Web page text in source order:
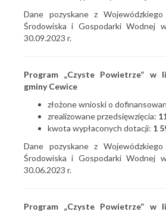
Dane pozyskane z
Środowiska i Gospodarki Wodnej
30.09.2023 r.
Program „Czyste Powietrze” w
gminy Cewice
złożone wnioski o
zrealizowane przedsięwzięcia:
kwota wypłaconych dotacji: 1
Dane pozyskane z
Środowiska i Gospodarki Wodnej
30.06.2023 r.
Program „Czyste Powietrze” w